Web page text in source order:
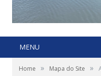
MENU
Home » Mapa do Site »